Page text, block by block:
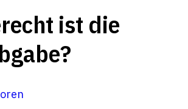
ist die